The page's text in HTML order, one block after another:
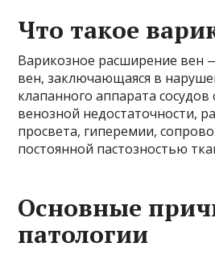
Что такое
Варикозное расширение вен
вен, заключающаяся в
клапанного аппарата
венозной недостаточности,
просвета, гиперемии,
постоянной пастозностью
Основные
патологии